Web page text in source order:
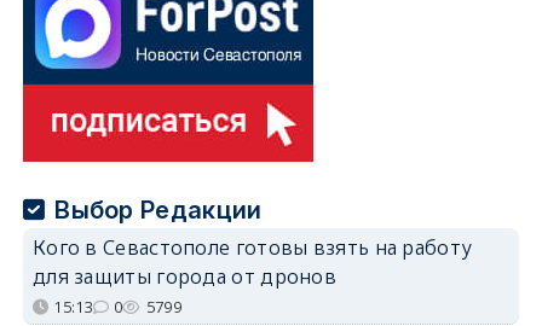
Выбор Редакции
Кого в Севастополе готовы взять на работу
для защиты города от дронов
15:13 0 5799